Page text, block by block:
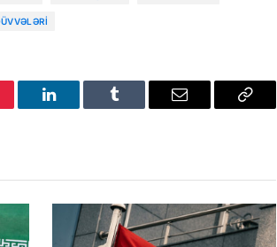
LinkedIn Tumblr Email
Copy